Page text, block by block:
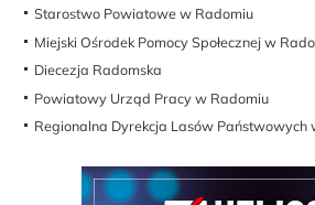
Starostwo Powiatowe w Radomiu
Miejski Ośrodek Pomocy Społecznej w
Diecezja Radomska
Powiatowy Urząd Pracy w Radomiu
Regionalna Dyrekcja Lasów Państwowych